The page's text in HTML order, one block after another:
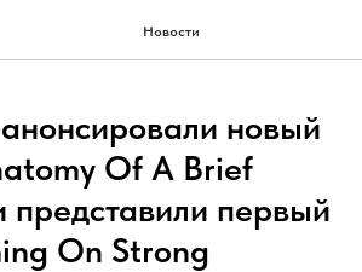
Новости
новый
Of A Brief
представили первый
On Strong